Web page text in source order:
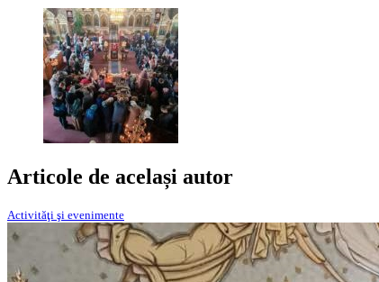
Articole de același autor
Activităţi şi evenimente